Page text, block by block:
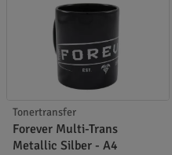
Tonertransfer
Forever Multi-Trans
Metallic Silber - A4